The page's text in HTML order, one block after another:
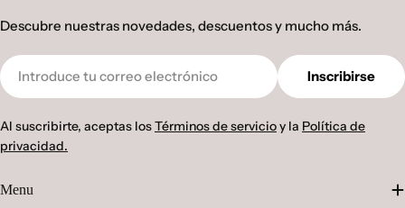
Descubre nuestras novedades, descuentos y mucho más.
Correo
electrónico
Inscribirse
Al suscribirte, aceptas losTérminos de servicioy la Política de
privacidad.
Menu